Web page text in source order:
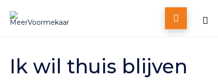

content
Ik wil thuis blijven